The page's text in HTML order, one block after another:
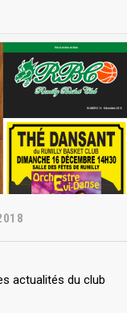
actualités du club